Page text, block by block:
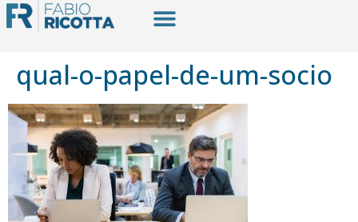
qual-o-papel-de-um-socio